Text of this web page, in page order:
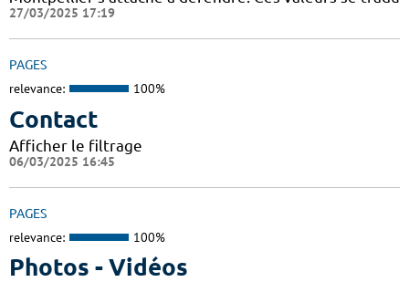
27/03/2025 17:19
PAGES
relevance: 100%
Contact
Afficher le filtrage
06/03/2025 16:45
PAGES
relevance: 100%
Photos - Vidéos